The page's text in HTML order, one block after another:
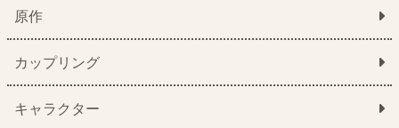
原作
カップリング
キャラクター